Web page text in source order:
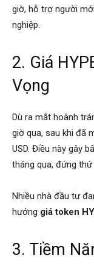
giờ, hỗ trợ người
nghiệp.
2. Giá
Vọng
Dù ra mắt hoành
giờ qua, sau khi đã
USD. Điều này gây
tháng qua, đứng thứ
Nhiều nhà đầu tư
hướng giá token
3. Tiềm